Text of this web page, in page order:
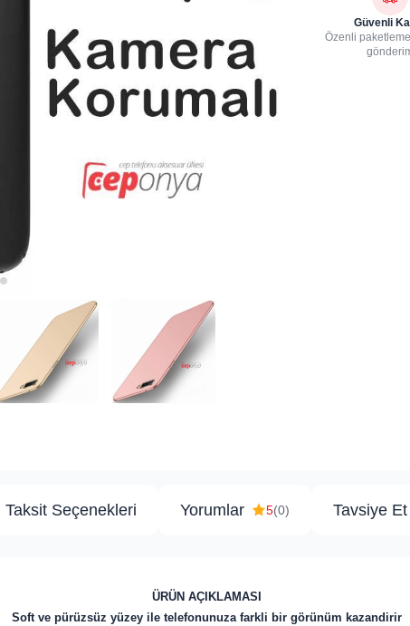
Güvenli
Özenli
Taksit Seçenekleri Yorumlar 5(0) Tavsiye Et
ÜRÜN AÇIKLAMASI
Soft ve pürüzsüz yüzey ile telefonunuza farkli bir görünüm kazandirir